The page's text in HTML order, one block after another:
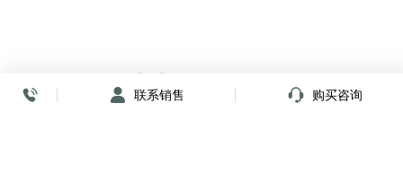
联系销售 购买咨询